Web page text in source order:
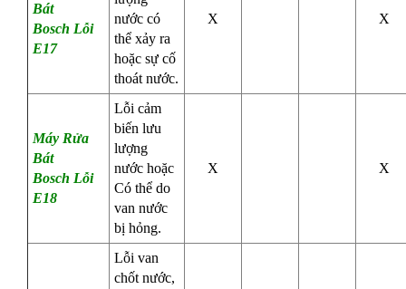
Bát
Bosch Lỗi
E17
nước có
thể xảy ra
hoặc sự cố
thoát nước.
X X
Máy Rửa
Bát
Bosch Lỗi
E18
Lỗi cảm
biến lưu
lượng
nước hoặc
Có thể do
van nước
bị hỏng.
X X
Lỗi van
chốt nước,